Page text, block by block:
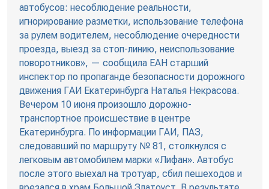
автобусов: несоблюдение реальности,
игнорирование разметки, использование телефона
за рулем водителем, несоблюдение очередности
проезда, выезд за стоп-линию, неиспользование
поворотников», — сообщила ЕАН старший
инспектор по пропаганде безопасности дорожного
движения ГАИ Екатеринбурга Наталья Некрасова.
Вечером 10 июня произошло дорожно-
транспортное происшествие в центре
Екатеринбурга. По информации ГАИ, ПАЗ,
следовавший по маршруту № 81, столкнулся с
легковым автомобилем марки «Лифан». Автобус
после этого выехал на тротуар, сбил пешеходов и